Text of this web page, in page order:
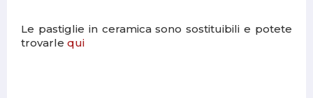
Le pastiglie in ceramica sono sostituibili e potete
trovarle qui